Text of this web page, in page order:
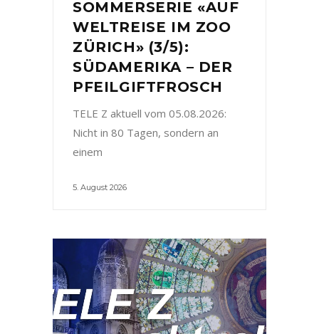
SOMMERSERIE «AUF
WELTREISE IM ZOO
ZÜRICH» (3/5):
SÜDAMERIKA – DER
PFEILGIFTFROSCH
TELE Z aktuell vom 05.08.2026:
Nicht in 80 Tagen, sondern an
einem
5. August 2026